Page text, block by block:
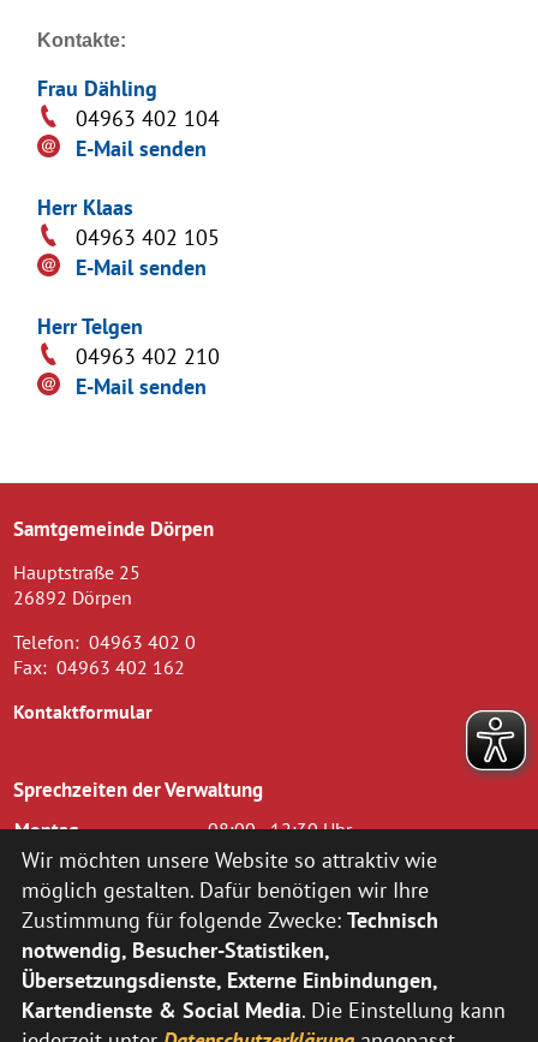
Kontakte:
Frau Dähling
04963 402 104
E-Mail senden
Herr Klaas
04963 402 105
E-Mail senden
Herr Telgen
04963 402 210
E-Mail senden
Samtgemeinde Dörpen
Hauptstraße 25
26892 Dörpen
Telefon: 04963 402 0
Fax: 04963 402 162
Kontaktformular
Sprechzeiten der Verwaltung
Montag
08:00 - 12:30 Uhr
Dienstag
08.00 - 12.30 Uhr und 14.00 - 16.00
Uhr
Mittwoch
08.00 - 12.30 Uhr
Donnerstag
14.00 - 18.00 Uhr
Freitag
08.00 - 12.00 Uhr
zusätzlich nach vorheriger Terminvereinbarung:
Wir möchten unsere Website so attraktiv wie
möglich gestalten. Dafür benötigen wir Ihre
Zustimmung für folgende Zwecke: Technisch
notwendig, Besucher-Statistiken,
Übersetzungsdienste, Externe Einbindungen,
Kartendienste & Social Media. Die Einstellung kann